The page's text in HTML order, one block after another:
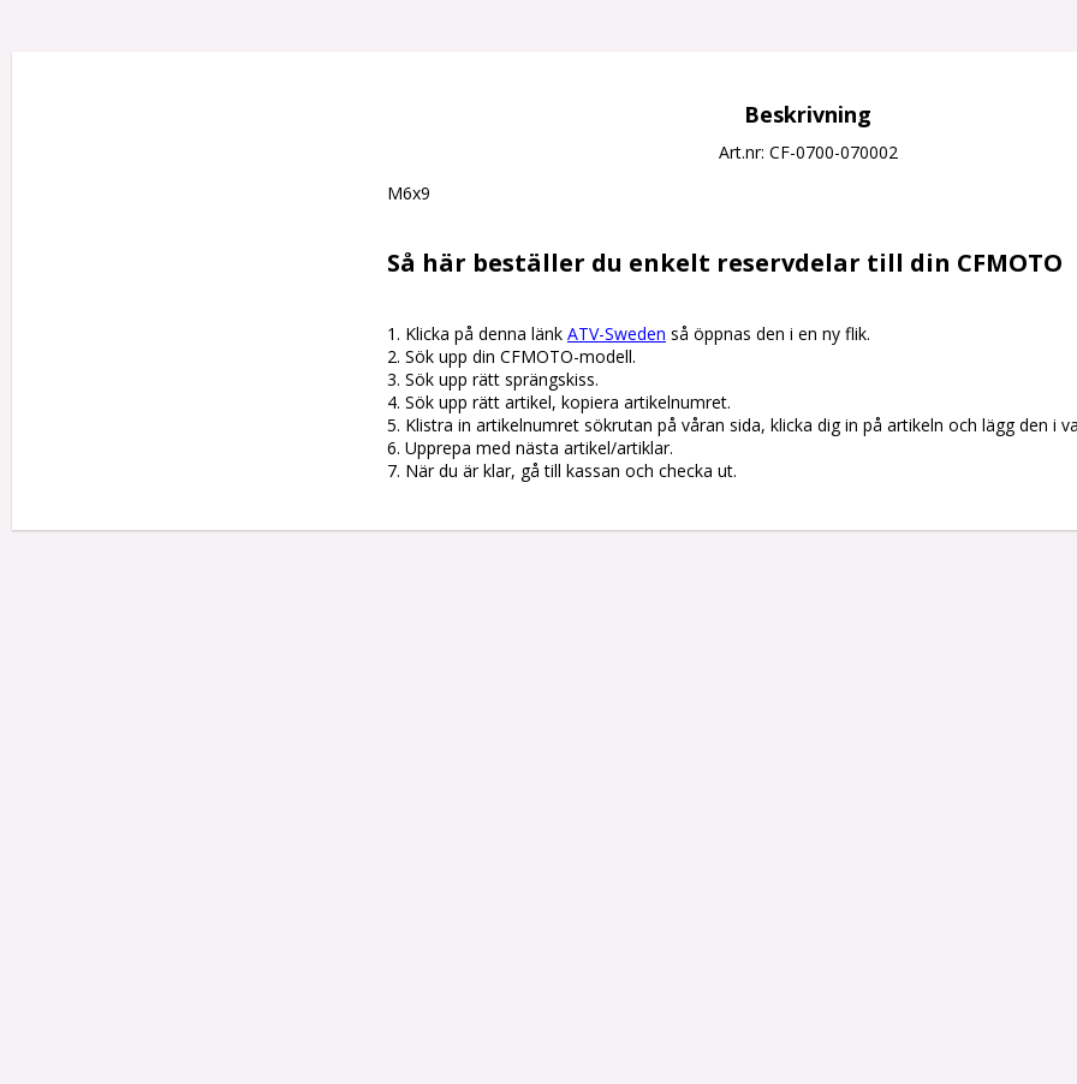
Beskrivning
Art.nr: CF-0700-070002
M6x9
Så här beställer du enkelt reservdelar till din CFMOTO
1. Klicka på denna länk ATV-Sweden så öppnas den i en ny flik.
2. Sök upp din CFMOTO-modell.
3. Sök upp rätt sprängskiss.
4. Sök upp rätt artikel, kopiera artikelnumret.
5. Klistra in artikelnumret sökrutan på våran sida, klicka dig in på artikeln och lägg den i
6. Upprepa med nästa artikel/artiklar.
7. När du är klar, gå till kassan och checka ut.